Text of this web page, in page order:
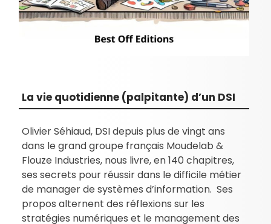
La vie quotidienne (palpitante) d’un DSI
Olivier Séhiaud, DSI depuis plus de vingt ans
dans le grand groupe français Moudelab &
Flouze Industries, nous livre, en 140 chapitres,
ses secrets pour réussir dans le difficile métier
de manager de systèmes d’information. Ses
propos alternent des réflexions sur les
stratégies numériques et le management des